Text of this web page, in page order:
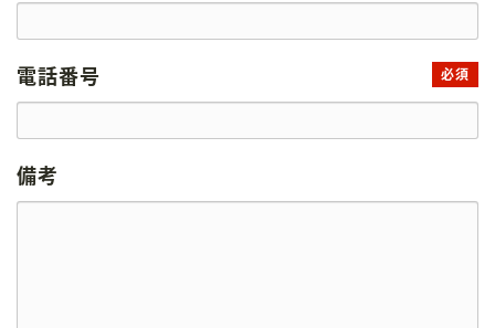
電話番号 必須
備考